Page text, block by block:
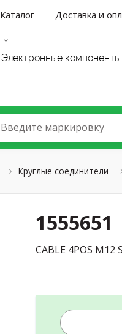
Каталог Доставка и
Электронные
Введите маркировку
Круглые соединители
1555651
CABLE 4POS M12